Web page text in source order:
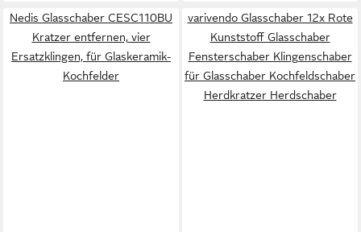
Nedis Glasschaber CESC110BU
Kratzer entfernen, vier
Ersatzklingen, für Glaskeramik-
Kochfelder
varivendo Glasschaber 12x Rote
Kunststoff Glasschaber
Fensterschaber Klingenschaber
für Glasschaber Kochfeldschaber
Herdkratzer Herdschaber